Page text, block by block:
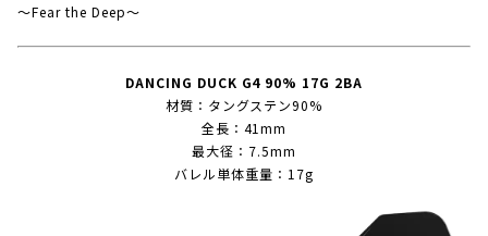
～Fear the Deep～
DANCING DUCK G4 90% 17G 2BA
材質：タングステン90%
全長：41mm
最大径：7.5mm
バレル単体重量：17g